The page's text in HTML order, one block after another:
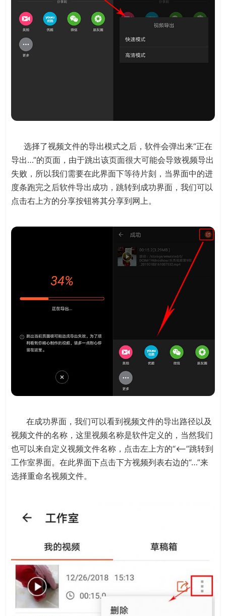
选择了视频文件的导出模式之后，软件会弹出来“正在
导出…”的页面，由于跳出该页面很大可能会导致视频导出
失败，所以我们需要在此界面下等待片刻，当界面中的进
度条跑完之后软件导出成功，跳转到成功界面，我们可以
点击右上方的分享按钮将其分享到网上。
在成功界面，我们可以看到视频文件的导出路径以及
视频文件的名称，这里视频名称是软件定义的，当然我们
也可以来自定义视频文件名称，点击左上方的“<——”跳转到
工作室界面。在此界面下点击下方视频列表右边的“…”来
选择重命名视频文件。